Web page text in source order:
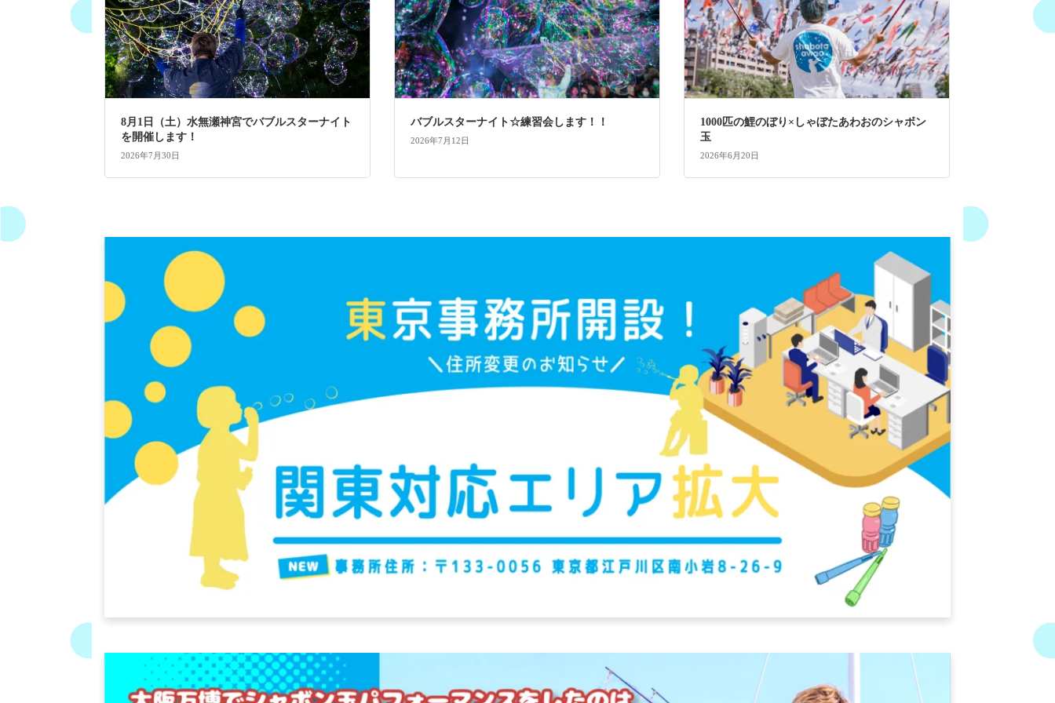
8月1日（土）水無瀬神宮でバブルスターナイト
を開催します！
2026年7月30日
バブルスターナイト☆練習会します！！
2026年7月12日
1000匹の鯉のぼり×しゃぼたあわおのシャボン
玉
2026年6月20日